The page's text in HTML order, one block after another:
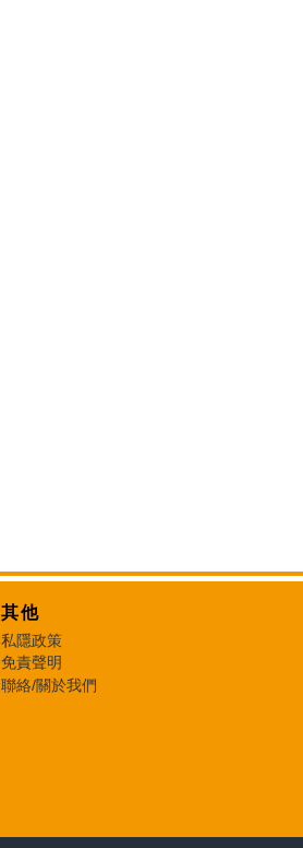
其他
私隱政策
免責聲明
聯絡/關於我們